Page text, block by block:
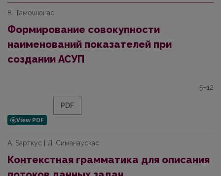
В. Тамошюнас
Формирование совокупности
наименований показателей при
создании АСУП
5–12
PDF
А. Барткус | Л. Симанаускас
Контекстная грамматика для описания